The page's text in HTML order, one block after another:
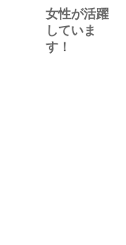
女性が活躍
していま
す！